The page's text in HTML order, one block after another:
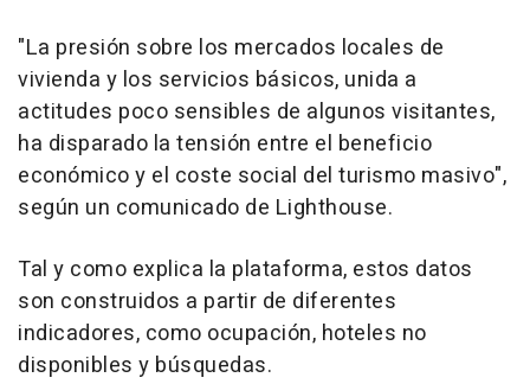
"La presión sobre los mercados locales de
vivienda y los servicios básicos, unida a
actitudes poco sensibles de algunos visitantes,
ha disparado la tensión entre el beneficio
económico y el coste social del turismo masivo",
según un comunicado de Lighthouse.
Tal y como explica la plataforma, estos datos
son construidos a partir de diferentes
indicadores, como ocupación, hoteles no
disponibles y búsquedas.